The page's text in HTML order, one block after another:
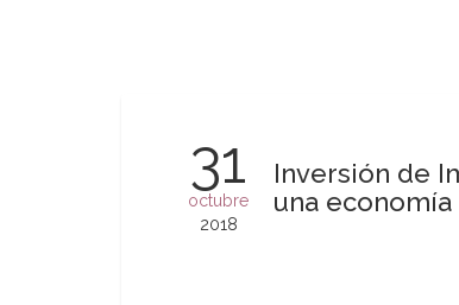
31
octubre
2018
Inversión de
una economía